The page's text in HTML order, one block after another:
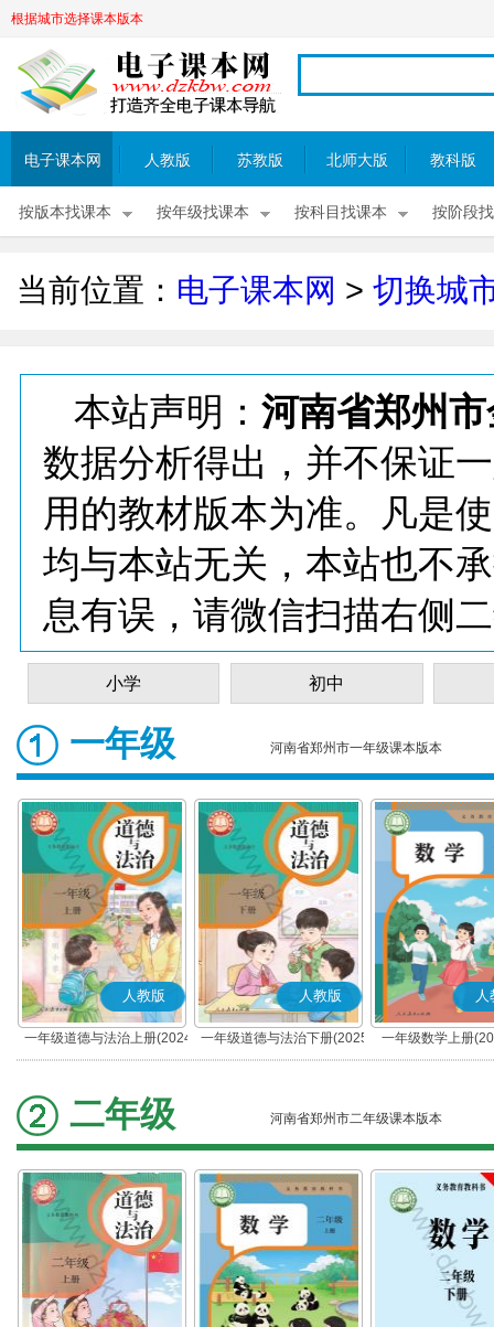
根据城市选择课本版本
电子课本网 人教版 苏教版 北师大版 教科版
按版本找课本 按年级找课本 按科目找课本 按阶段
当前位置： 电子课本网 > 切换城
本站声明： 河南省郑州
数据分析得出，并不保证
用的教材版本为准。凡是
均与本站无关，本站也不
息有误，请微信扫描右侧
小学 初中
一年级 河南省郑州市一年级课本版本
人教版
一年级道德与法治上册(2024
秋版)(部编版)
人教版
一年级道德与法治下册(2025
春版)(部编版)
人
一年级数学上册
二年级 河南省郑州市二年级课本版本